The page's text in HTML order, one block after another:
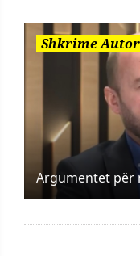
Shkrime
Argumentet për